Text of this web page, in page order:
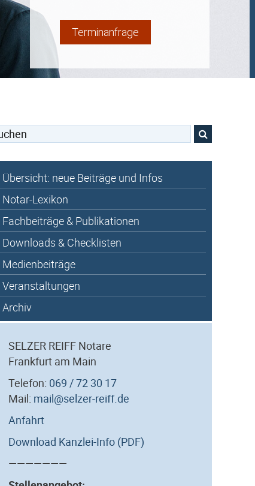
Terminanfrage
Übersicht: neue Beiträge und Infos
Notar-Lexikon
Fachbeiträge & Publikationen
Downloads & Checklisten
Medienbeiträge
Veranstaltungen
Archiv
SELZER REIFF Notare
Frankfurt am Main
Telefon: 069 / 72 30 17
Mail: mail@selzer-reiff.de
Anfahrt
Download Kanzlei-Info (PDF)
———————